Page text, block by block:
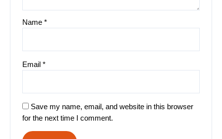
Name*
Email*
Save my name, email, and website in this browser
for the next time I comment.